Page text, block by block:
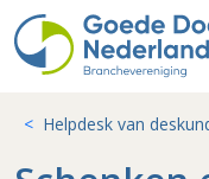
Helpdesk van